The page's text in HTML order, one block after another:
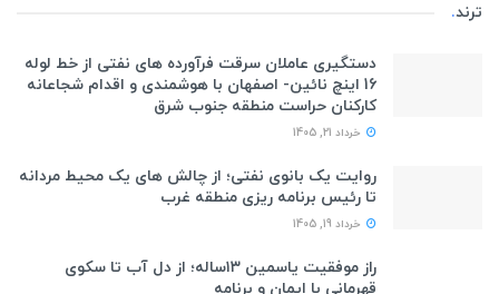
ترند.
دستگیری عاملان سرقت فرآورده های نفتی از خط لوله
16 اینچ نائین- اصفهان با هوشمندی و اقدام شجاعانه
کارکنان حراست منطقه جنوب شرق
خرداد 21, 1405
روایت یک بانوی نفتی؛ از چالش های یک محیط مردانه
تا رئیس برنامه ریزی منطقه غرب
خرداد 19, 1405
راز موفقیت یاسمین ۱۳ساله؛ از دل آب تا سکوی
قهرمانی با ایمان و برنامه